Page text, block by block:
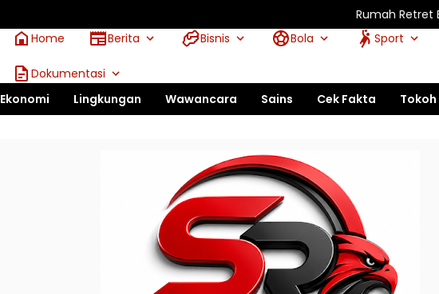
Rumah Retret Biara Kana
Home
Berita Bisnis Bola Sport
Dokumentasi
Ekonomi Lingkungan Wawancara Sains Cek Fakta Tokoh